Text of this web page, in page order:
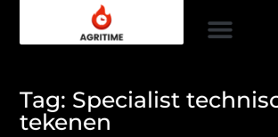
Tag: Specialist
tekenen